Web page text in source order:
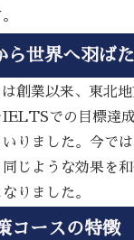
ら世界へ羽ば
創業以来、東北
IELTSでの目標達
りました。今で
じような効果を
りました。
コースの特徴